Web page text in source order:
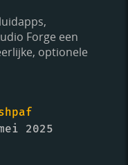
Forge een
optionele
2025